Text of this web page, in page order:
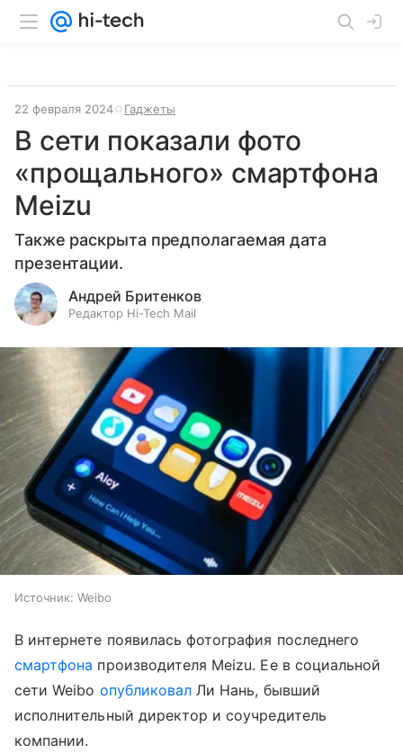
22 февраля 2024 Гаджеты
В сети показали фото
«прощального» смартфона
Meizu
Также раскрыта предполагаемая дата
презентации.
Андрей Бритенков
Редактор Hi-Tech Mail
Источник: Weibo
В интернете появилась фотография последнего
смартфона производителя Meizu. Ее в социальной
сети Weibo опубликовал Ли Нань, бывший
исполнительный директор и соучредитель
компании.